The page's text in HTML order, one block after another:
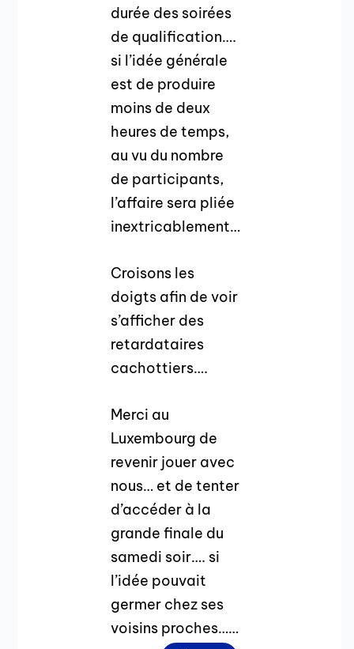
durée des soirées
de qualification….
si l’idée générale
est de produire
moins de deux
heures de temps,
au vu du nombre
de participants,
l’affaire sera pliée
inextricablement…
Croisons les
doigts afin de voir
s’afficher des
retardataires
cachottiers….
Merci au
Luxembourg de
revenir jouer avec
nous… et de tenter
d’accéder à la
grande finale du
samedi soir…. si
l’idée pouvait
germer chez ses
voisins proches……